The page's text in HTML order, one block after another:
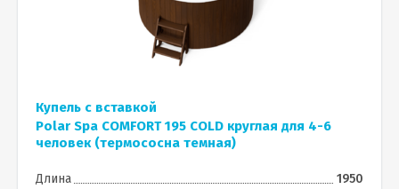
Купель с вставкой
Polar Spa COMFORT 195 COLD круглая для 4-6
человек (термососна темная)
Длина
1950